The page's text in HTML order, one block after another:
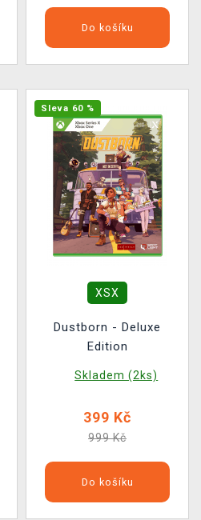
Do košíku
Sleva 60 %
XSX
Dustborn - Deluxe
Edition
Skladem (2ks)
399 Kč
999 Kč
Do košíku